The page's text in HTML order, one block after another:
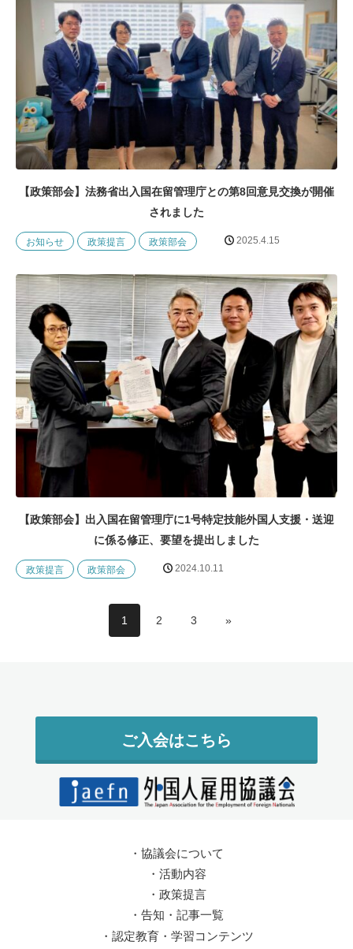
【政策部会】法務省出入国在留管理庁との第8回意見交換が開催
されました
お知らせ 政策提言 政策部会 2025.4.15
【政策部会】出入国在留管理庁に1号特定技能外国人支援・送迎
に係る修正、要望を提出しました
政策提言 政策部会 2024.10.11
1 2 3 »
ご入会はこちら
・ 協議会について
・ 活動内容
・ 政策提言
・ 告知・記事一覧
・ 認定教育・学習コンテンツ